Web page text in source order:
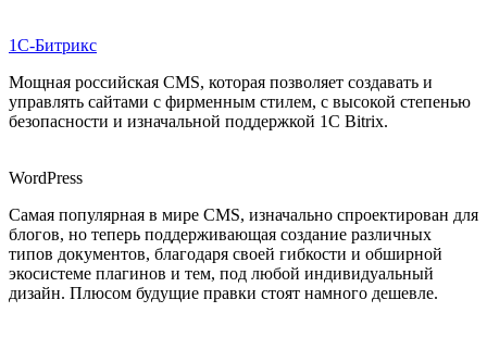
1С-Битрикс
Мощная российская CMS, которая позволяет создавать и
управлять сайтами с фирменным стилем, с высокой степенью
безопасности и изначальной поддержкой 1С Bitrix.
WordPress
Самая популярная в мире CMS, изначально спроектирован для
блогов, но теперь поддерживающая создание различных
типов документов, благодаря своей гибкости и обширной
экосистеме плагинов и тем, под любой индивидуальный
дизайн. Плюсом будущие правки стоят намного дешевле.